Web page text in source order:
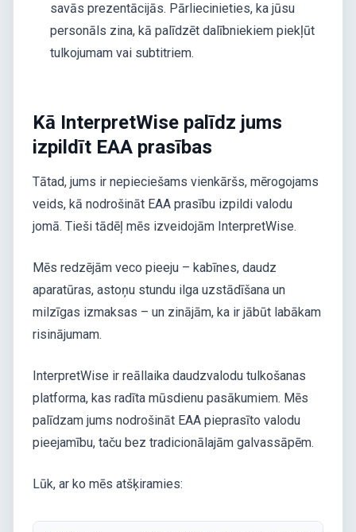
savās prezentācijās. Pārliecinieties, ka jūsu
personāls zina, kā palīdzēt dalībniekiem piekļūt
tulkojumam vai subtitriem.
Kā InterpretWise palīdz jums
izpildīt EAA prasības
Tātad, jums ir nepieciešams vienkāršs, mērogojams
veids, kā nodrošināt EAA prasību izpildi valodu
jomā. Tieši tādēļ mēs izveidojām InterpretWise.
Mēs redzējām veco pieeju – kabīnes, daudz
aparatūras, astoņu stundu ilga uzstādīšana un
milzīgas izmaksas – un zinājām, ka ir jābūt labākam
risinājumam.
InterpretWise ir reāllaika daudzvalodu tulkošanas
platforma, kas radīta mūsdienu pasākumiem. Mēs
palīdzam jums nodrošināt EAA pieprasīto valodu
pieejamību, taču bez tradicionālajām galvassāpēm.
Lūk, ar ko mēs atšķiramies: